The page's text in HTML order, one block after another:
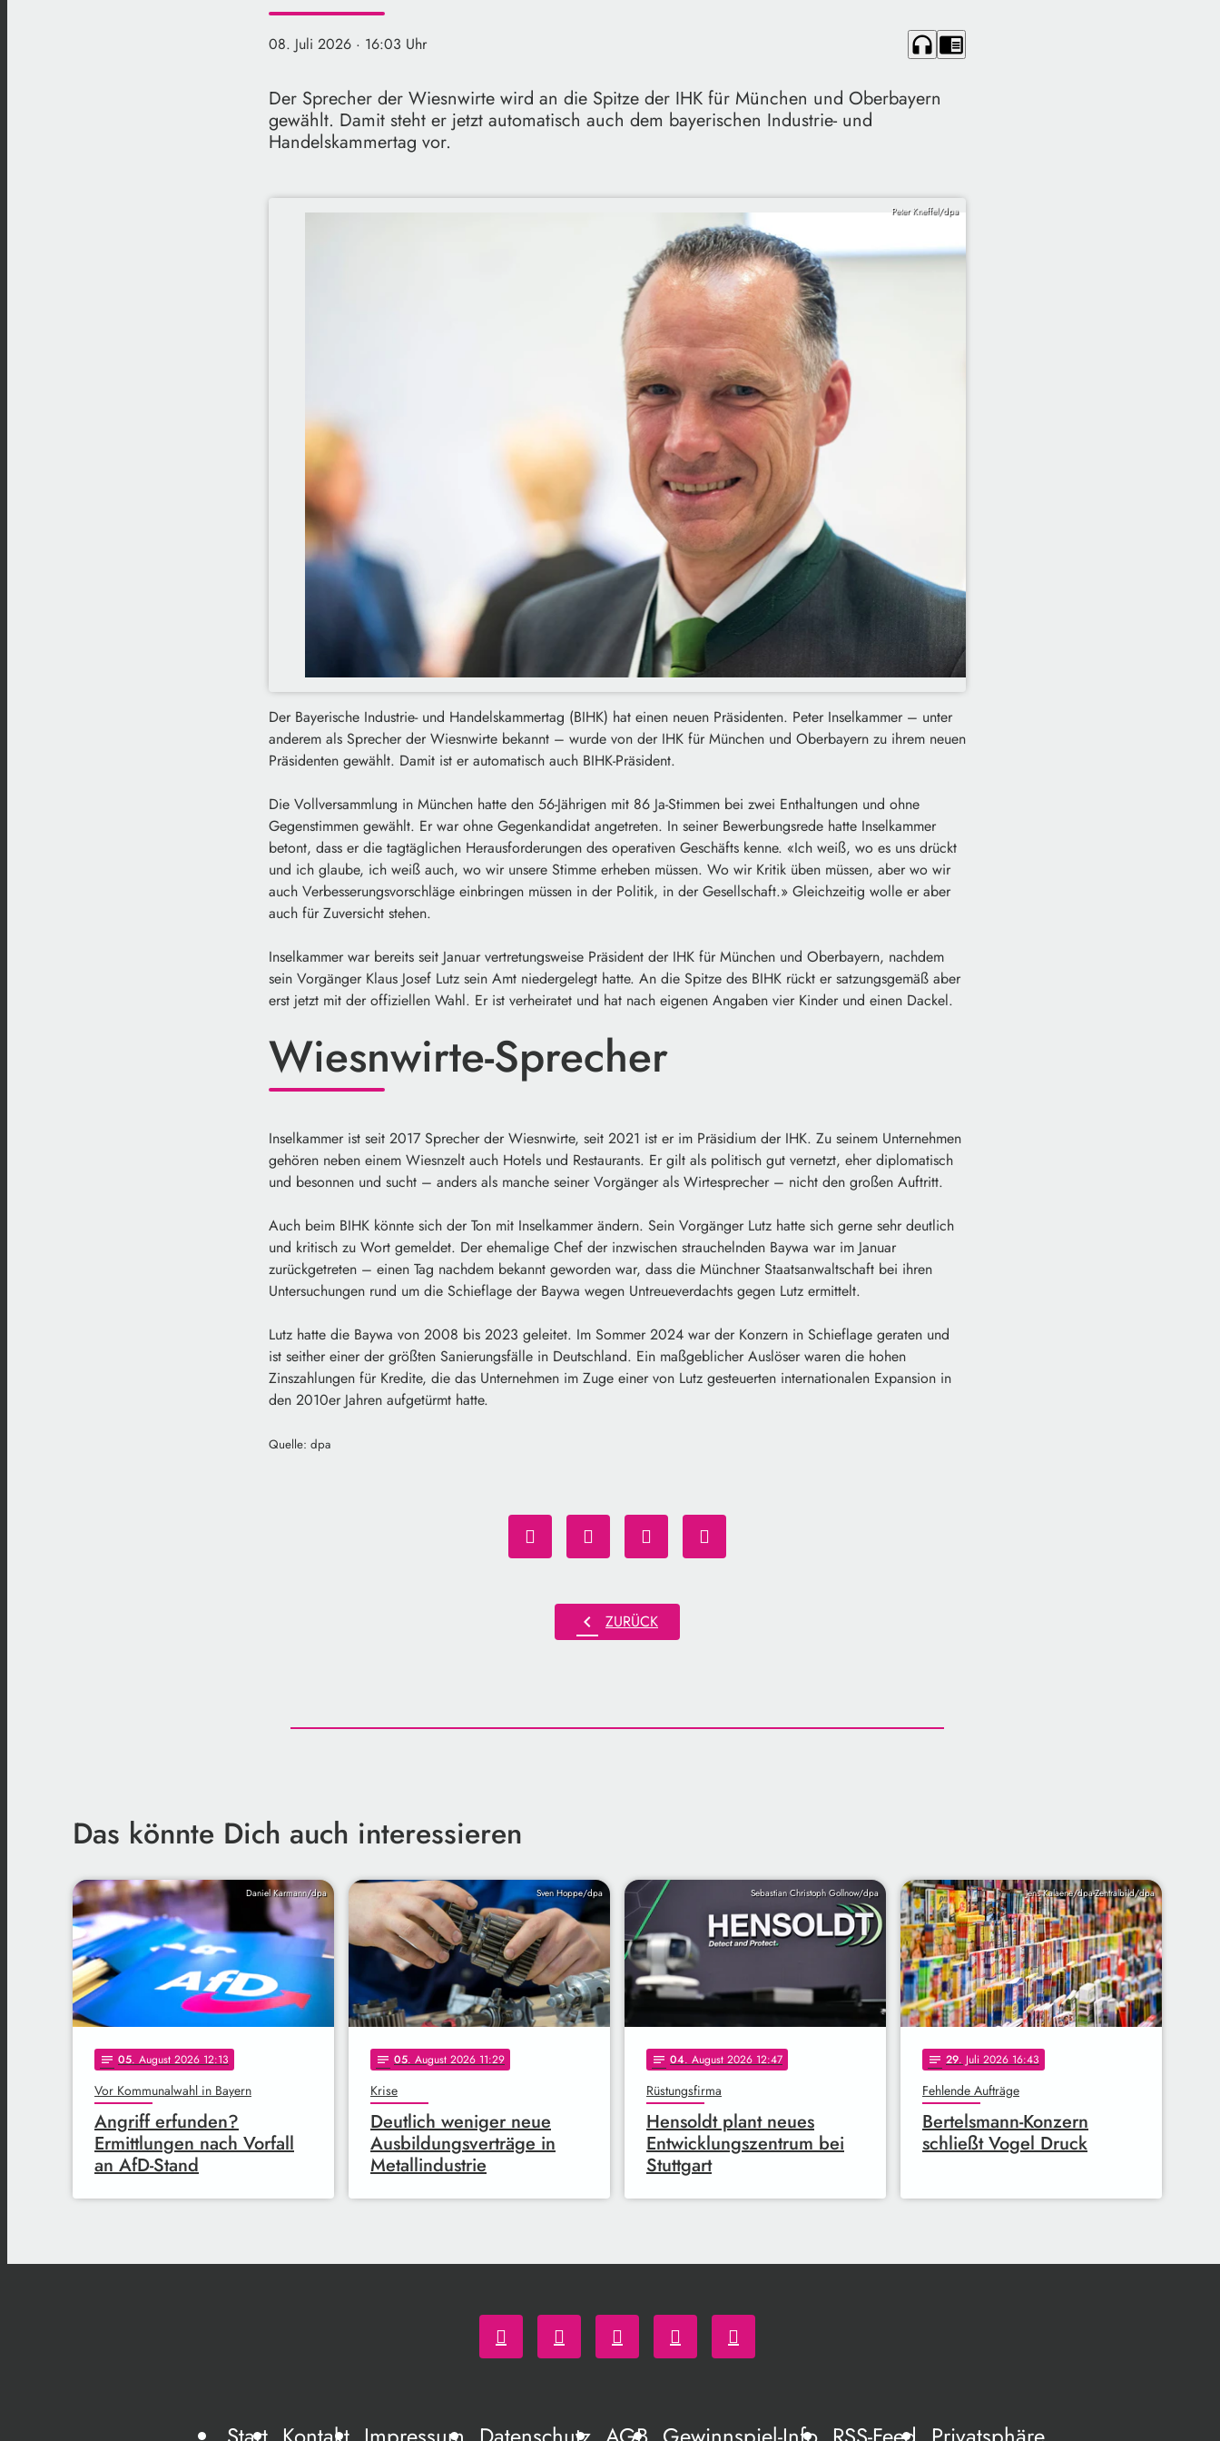
08. Juli 2026 · 16:03 Uhr headphones chrome_reader_mode
Der Sprecher der Wiesnwirte wird an die Spitze der IHK für München und Oberbayern
gewählt. Damit steht er jetzt automatisch auch dem bayerischen Industrie- und
Handelskammertag vor.
Peter Kneffel/dpa
Der Bayerische Industrie- und Handelskammertag (BIHK) hat einen neuen Präsidenten. Peter Inselkammer – unter
anderem als Sprecher der Wiesnwirte bekannt – wurde von der IHK für München und Oberbayern zu ihrem neuen
Präsidenten gewählt. Damit ist er automatisch auch BIHK-Präsident.
Die Vollversammlung in München hatte den 56-Jährigen mit 86 Ja-Stimmen bei zwei Enthaltungen und ohne
Gegenstimmen gewählt. Er war ohne Gegenkandidat angetreten. In seiner Bewerbungsrede hatte Inselkammer
betont, dass er die tagtäglichen Herausforderungen des operativen Geschäfts kenne. «Ich weiß, wo es uns drückt
und ich glaube, ich weiß auch, wo wir unsere Stimme erheben müssen. Wo wir Kritik üben müssen, aber wo wir
auch Verbesserungsvorschläge einbringen müssen in der Politik, in der Gesellschaft.» Gleichzeitig wolle er aber
auch für Zuversicht stehen.
Inselkammer war bereits seit Januar vertretungsweise Präsident der IHK für München und Oberbayern, nachdem
sein Vorgänger Klaus Josef Lutz sein Amt niedergelegt hatte. An die Spitze des BIHK rückt er satzungsgemäß aber
erst jetzt mit der offiziellen Wahl. Er ist verheiratet und hat nach eigenen Angaben vier Kinder und einen Dackel.
Wiesnwirte-Sprecher
Inselkammer ist seit 2017 Sprecher der Wiesnwirte, seit 2021 ist er im Präsidium der IHK. Zu seinem Unternehmen
gehören neben einem Wiesnzelt auch Hotels und Restaurants. Er gilt als politisch gut vernetzt, eher diplomatisch
und besonnen und sucht – anders als manche seiner Vorgänger als Wirtesprecher – nicht den großen Auftritt.
Auch beim BIHK könnte sich der Ton mit Inselkammer ändern. Sein Vorgänger Lutz hatte sich gerne sehr deutlich
und kritisch zu Wort gemeldet. Der ehemalige Chef der inzwischen strauchelnden Baywa war im Januar
zurückgetreten – einen Tag nachdem bekannt geworden war, dass die Münchner Staatsanwaltschaft bei ihren
Untersuchungen rund um die Schieflage der Baywa wegen Untreueverdachts gegen Lutz ermittelt.
Lutz hatte die Baywa von 2008 bis 2023 geleitet. Im Sommer 2024 war der Konzern in Schieflage geraten und
ist seither einer der größten Sanierungsfälle in Deutschland. Ein maßgeblicher Auslöser waren die hohen
Zinszahlungen für Kredite, die das Unternehmen im Zuge einer von Lutz gesteuerten internationalen Expansion in
den 2010er Jahren aufgetürmt hatte.
Quelle: dpa
chevron_left ZURÜCK
Das könnte Dich auch interessieren
Daniel Karmann/dpa
notes 05. August 2026 12:13
Vor Kommunalwahl in Bayern
Angriff erfunden?
Ermittlungen nach Vorfall
an AfD-Stand
Sven Hoppe/dpa
notes 05. August 2026 11:29
Krise
Deutlich weniger neue
Ausbildungsverträge in
Metallindustrie
Sebastian Christoph Gollnow/dpa
notes 04. August 2026 12:47
Rüstungsfirma
Hensoldt plant neues
Entwicklungszentrum bei
Stuttgart
Jens Kalaene/dpa-Zentralbild/dpa
notes 29. Juli 2026 16:43
Fehlende Aufträge
Bertelsmann-Konzern
schließt Vogel Druck